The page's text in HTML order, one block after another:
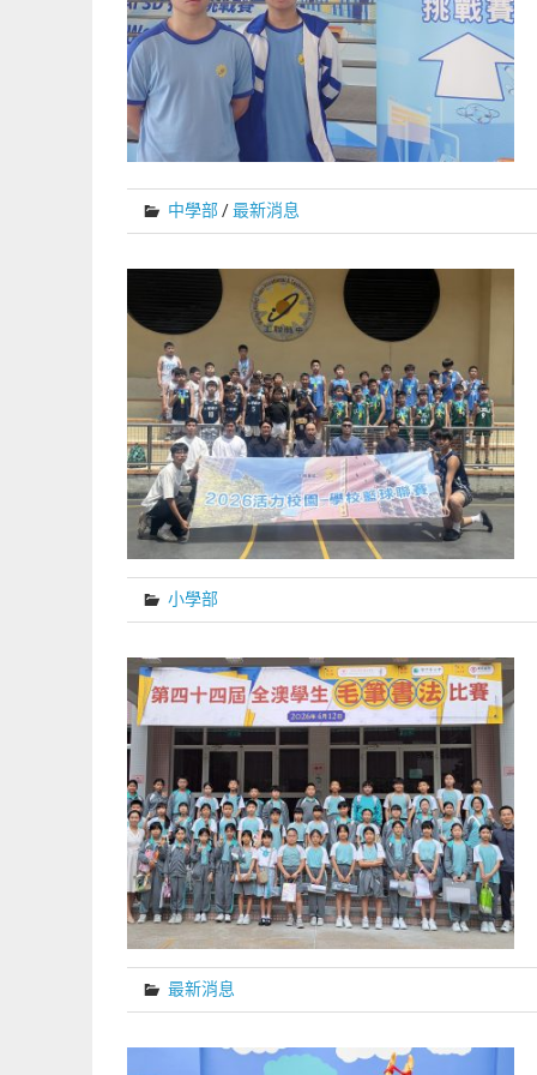
中學部/最新消息
小學部
最新消息